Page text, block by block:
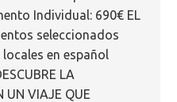
Individual: 690€ EL
seleccionados
en español
LA
UN VIAJE QUE